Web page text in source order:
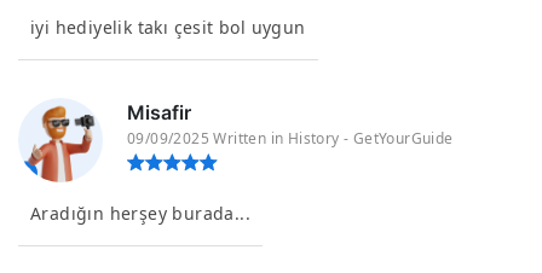
iyi hediyelik takı çesit bol uygun
Misafir
09/09/2025 Written in History - GetYourGuide
Aradığın herşey burada...